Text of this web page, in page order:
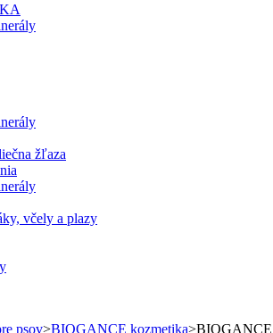
žľaza
včely a plazy
psov>BIOGANCE kozmetika>BIOGANCE